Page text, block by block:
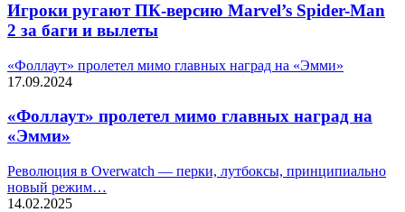
Игроки ругают ПК-версию Marvel’s Spider-Man
2 за баги и вылеты
«Фоллаут» пролетел мимо главных наград на «Эмми»
17.09.2024
«Фоллаут» пролетел мимо главных наград на
«Эмми»
Революция в Overwatch — перки, лутбоксы, принципиально
новый режим…
14.02.2025